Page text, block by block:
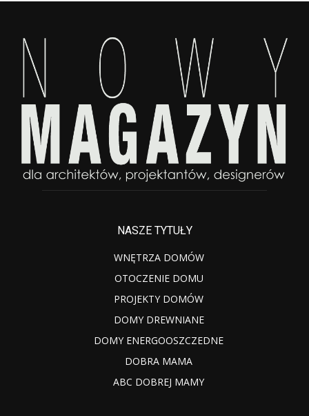
NASZE TYTUŁY
WNĘTRZA DOMÓW
OTOCZENIE DOMU
PROJEKTY DOMÓW
DOMY DREWNIANE
DOMY ENERGOOSZCZEDNE
DOBRA MAMA
ABC DOBREJ MAMY